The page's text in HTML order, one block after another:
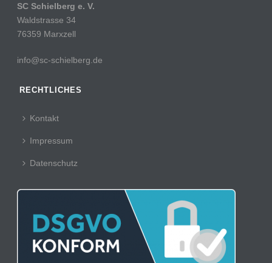
SC Schielberg e. V.
Waldstrasse 34
76359 Marxzell
info@sc-schielberg.de
RECHTLICHES
Kontakt
Impressum
Datenschutz